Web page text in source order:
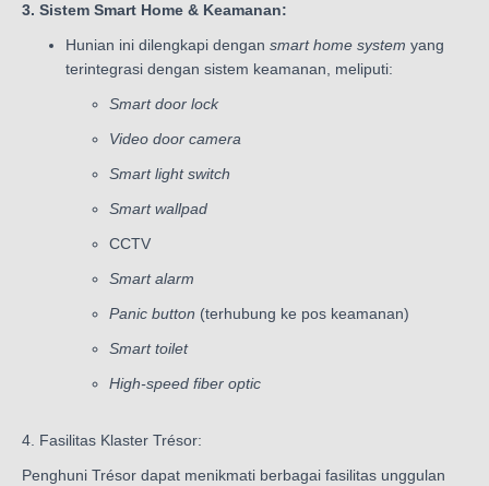
3. Sistem Smart Home & Keamanan:
Hunian ini dilengkapi dengan smart home system yang
terintegrasi dengan sistem keamanan, meliputi:
Smart door lock
Video door camera
Smart light switch
Smart wallpad
CCTV
Smart alarm
Panic button (terhubung ke pos keamanan)
Smart toilet
High-speed fiber optic
4. Fasilitas Klaster Trésor:
Penghuni Trésor dapat menikmati berbagai fasilitas unggulan